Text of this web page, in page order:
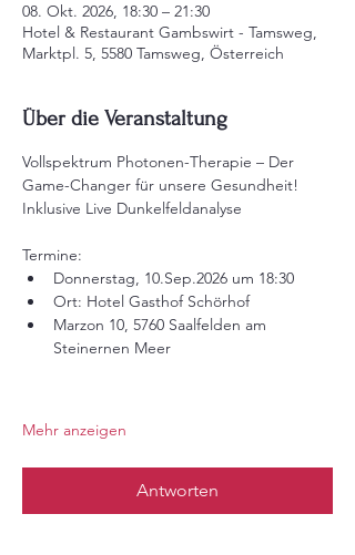
08. Okt. 2026, 18:30 – 21:30
Hotel & Restaurant Gambswirt - Tamsweg,
Marktpl. 5, 5580 Tamsweg, Österreich
Über die Veranstaltung
Vollspektrum Photonen-Therapie – Der
Game-Changer für unsere Gesundheit!
Inklusive Live Dunkelfeldanalyse
Termine:
Donnerstag, 10.Sep.2026 um 18:30
Ort: Hotel Gasthof Schörhof
Marzon 10, 5760 Saalfelden am
Steinernen Meer
Mehr anzeigen
Antworten